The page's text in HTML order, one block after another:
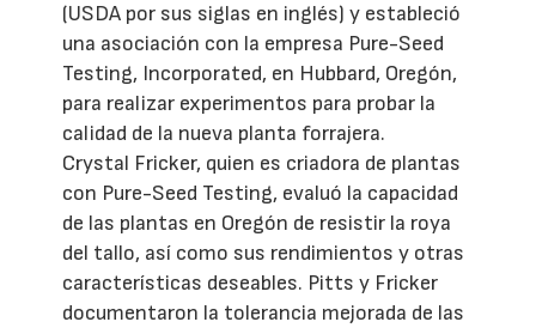
(USDA por sus siglas en inglés) y estableció
una asociación con la empresa Pure-Seed
Testing, Incorporated, en Hubbard, Oregón,
para realizar experimentos para probar la
calidad de la nueva planta forrajera.
Crystal Fricker, quien es criadora de plantas
con Pure-Seed Testing, evaluó la capacidad
de las plantas en Oregón de resistir la roya
del tallo, así como sus rendimientos y otras
características deseables. Pitts y Fricker
documentaron la tolerancia mejorada de las